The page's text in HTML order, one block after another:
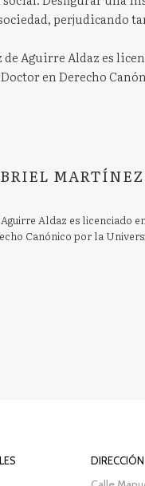
perjudicando
Aguirre Aldaz es
en Derecho
Aldaz es licenciado
Canónico por la
DIRECCIÓN